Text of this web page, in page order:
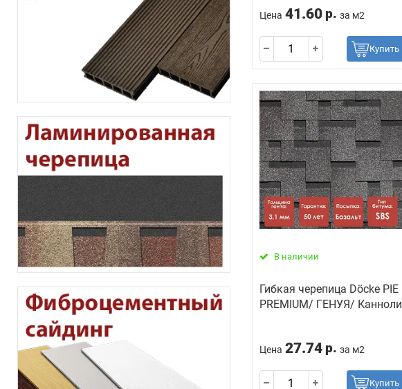
Цена 41.60 р. за м2
Купить
В наличии
Гибкая черепица Döcke PIE
PREMIUM/ ГЕНУЯ/ Канноли
Цена 27.74 р. за м2
Купить